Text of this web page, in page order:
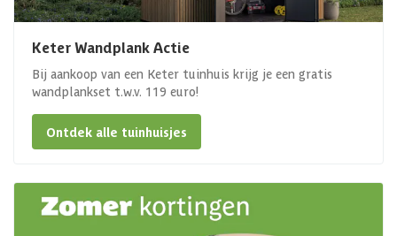
Keter Wandplank Actie
Bij aankoop van een Keter tuinhuis krijg je een gratis
wandplankset t.w.v. 119 euro!
Ontdek alle tuinhuisjes